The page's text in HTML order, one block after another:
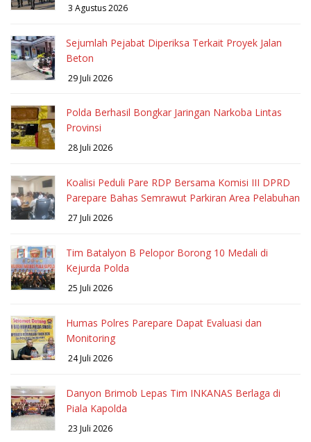
3 Agustus 2026
Sejumlah Pejabat Diperiksa Terkait Proyek Jalan
Beton
29 Juli 2026
Polda Berhasil Bongkar Jaringan Narkoba Lintas
Provinsi
28 Juli 2026
Koalisi Peduli Pare RDP Bersama Komisi III DPRD
Parepare Bahas Semrawut Parkiran Area Pelabuhan
27 Juli 2026
Tim Batalyon B Pelopor Borong 10 Medali di
Kejurda Polda
25 Juli 2026
Humas Polres Parepare Dapat Evaluasi dan
Monitoring
24 Juli 2026
Danyon Brimob Lepas Tim INKANAS Berlaga di
Piala Kapolda
23 Juli 2026